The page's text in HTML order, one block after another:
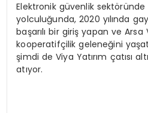
Elektronik güvenlik sektöründe
yolculuğunda, 2020 yılında
başarılı bir giriş yapan ve Arsa
kooperatifçilik geleneğini
şimdi de Viya Yatırım çatısı
atıyor.